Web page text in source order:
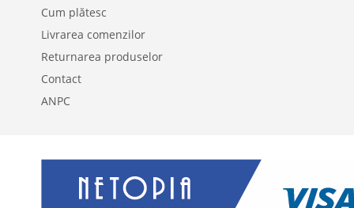
Cum plătesc
Livrarea comenzilor
Returnarea produselor
Contact
ANPC